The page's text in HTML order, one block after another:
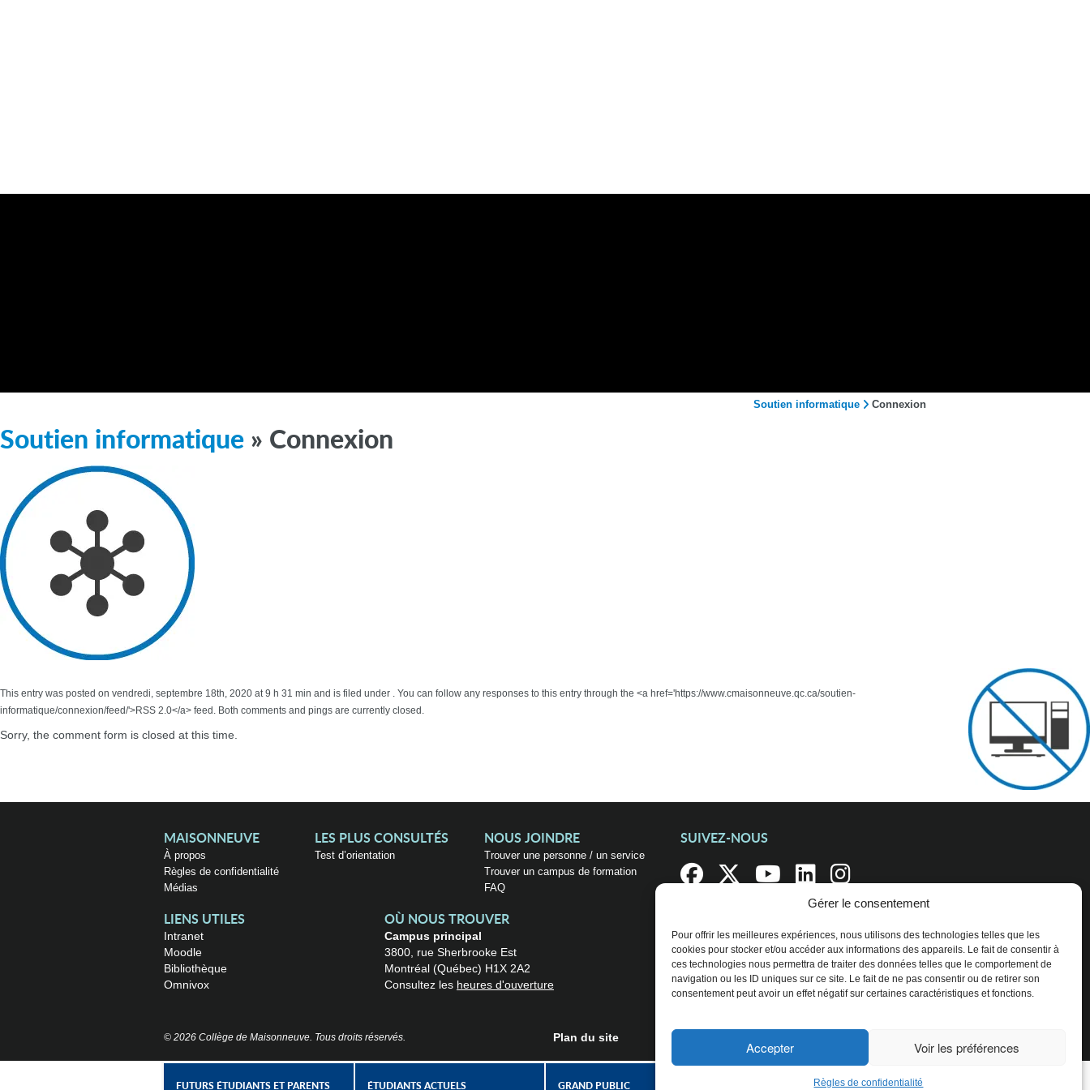
Gérer le consentement
Pour offrir les meilleures expériences, nous utilisons des technologies telles que les
cookies pour stocker et/ou accéder aux informations des appareils. Le fait de consentir à
ces technologies nous permettra de traiter des données telles que le comportement de
navigation ou les ID uniques sur ce site. Le fait de ne pas consentir ou de retirer son
consentement peut avoir un effet négatif sur certaines caractéristiques et fonctions.
Accepter Voir les préférences
Règles de confidentialité
Soutien informatique Connexion
Soutien informatique » Connexion
This entry was posted on vendredi, septembre 18th, 2020 at 9 h 31 min and is filed under . You can follow any responses to this entry through the <a href='https://www.cmaisonneuve.qc.ca/soutien-
informatique/connexion/feed/'>RSS 2.0</a> feed. Both comments and pings are currently closed.
Sorry, the comment form is closed at this time.
MAISONNEUVE
À propos
Règles de confidentialité
Médias
LES PLUS CONSULTÉS
Test d’orientation
NOUS JOINDRE
Trouver une personne / un service
Trouver un campus de formation
FAQ
SUIVEZ-NOUS
LIENS UTILES
Intranet
Moodle
Bibliothèque
Omnivox
OÙ NOUS TROUVER
Campus principal
3800, rue Sherbrooke Est
Montréal (Québec) H1X 2A2
Consultez les heures d'ouverture
© 2026 Collège de Maisonneuve. Tous droits réservés. Plan du site
FUTURS ÉTUDIANTS ET PARENTS ÉTUDIANTS ACTUELS GRAND PUBLIC ENTREPRISES ET ORGANISATIONS